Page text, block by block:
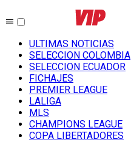
ULTIMAS NOTICIAS
SELECCION COLOMBIA
SELECCION ECUADOR
FICHAJES
PREMIER LEAGUE
LALIGA
MLS
CHAMPIONS LEAGUE
COPA LIBERTADORES